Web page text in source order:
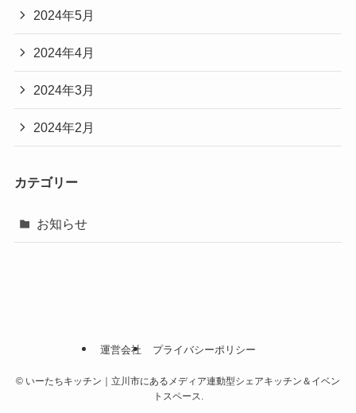
2024年5月
2024年4月
2024年3月
2024年2月
カテゴリー
お知らせ
運営会社 プライバシーポリシー
© いーたちキッチン｜立川市にあるメディア連動型シェアキッチン＆イベン
トスペース.